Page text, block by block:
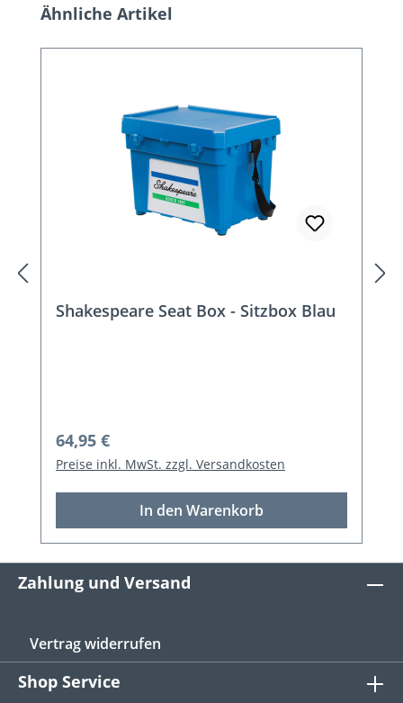
Produktgalerie überspringen
Ähnliche Artikel
Shakespeare Seat Box - Sitzbox Blau
Regulärer Preis:
64,95 €
Preise inkl. MwSt. zzgl. Versandkosten
In den Warenkorb
Zahlung und Versand
Vertrag widerrufen
Shop Service